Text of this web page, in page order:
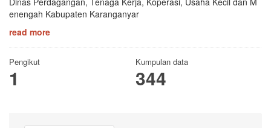
enengah Kabupaten Karanganyar
read more
Pengikut
1
Kumpulan data
344